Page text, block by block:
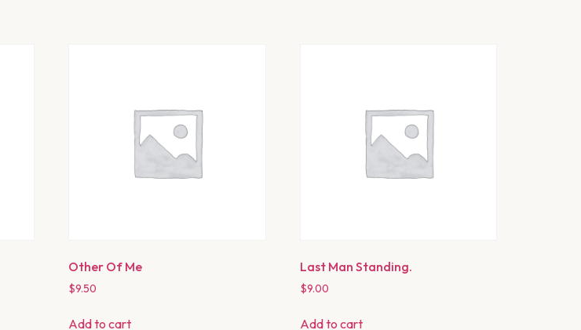
Other Of Me
$9.50
Add to cart
Last Man Standing.
$9.00
Add to cart